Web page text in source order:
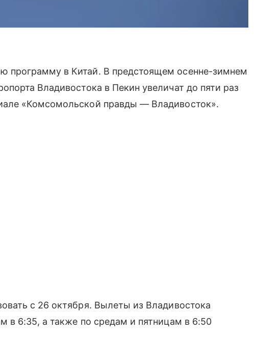
программу в Китай. В предстоящем осенне-зимнем
Владивостока в Пекин увеличат до пяти раз
«Комсомольской правды — Владивосток».
с 26 октября. Вылеты из Владивостока
в 6:35, а также по средам и пятницам в 6:50